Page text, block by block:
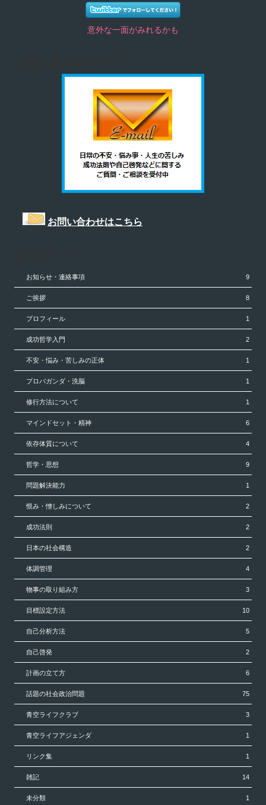
意外な一面がみれるかも
お問い合わせはこちら
お知らせ・連絡事項 9
ご挨拶 8
プロフィール 1
成功哲学入門 2
不安・悩み・苦しみの正体 1
プロパガンダ・洗脳 1
修行方法について 1
マインドセット・精神 6
依存体質について 4
哲学・思想 9
問題解決能力 1
恨み・憎しみについて 2
成功法則 2
日本の社会構造 2
体調管理 4
物事の取り組み方 3
目標設定方法 10
自己分析方法 5
自己啓発 2
計画の立て方 6
話題の社会政治問題 75
青空ライフクラブ 3
青空ライフアジェンダ 1
リンク集 1
雑記 14
未分類 1